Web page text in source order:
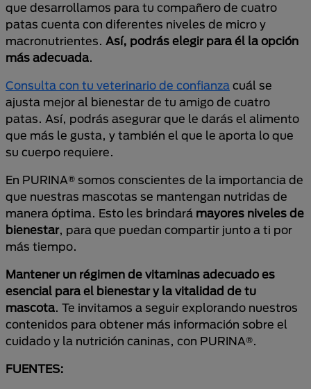
que desarrollamos para tu compañero de cuatro
patas cuenta con diferentes niveles de micro y
macronutrientes. Así, podrás elegir para él la opción
más adecuada.
Consulta con tu veterinario de confianza cuál se
ajusta mejor al bienestar de tu amigo de cuatro
patas. Así, podrás asegurar que le darás el alimento
que más le gusta, y también el que le aporta lo que
su cuerpo requiere.
En PURINA® somos conscientes de la importancia de
que nuestras mascotas se mantengan nutridas de
manera óptima. Esto les brindará mayores niveles de
bienestar, para que puedan compartir junto a ti por
más tiempo.
Mantener un régimen de vitaminas adecuado es
esencial para el bienestar y la vitalidad de tu
mascota. Te invitamos a seguir explorando nuestros
contenidos para obtener más información sobre el
cuidado y la nutrición caninas, con PURINA®.
FUENTES: